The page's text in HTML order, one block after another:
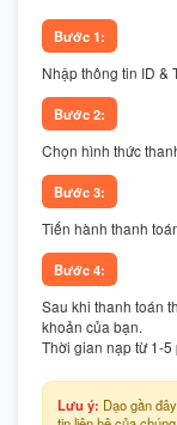
Bước 1:
Nhập thông tin ID &
Bước 2:
Chọn hình thức
Bước 3:
Tiến hành thanh
Bước 4:
Sau khi thanh toán
khoản của bạn.
Thời gian nạp từ 1-5
Lưu ý: Dạo gần